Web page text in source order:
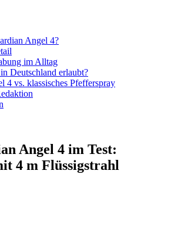
Angel 4?
im Alltag
Deutschland erlaubt?
4 vs. klassisches Pfefferspray
Angel 4 im Test:
4 m Flüssigstrahl